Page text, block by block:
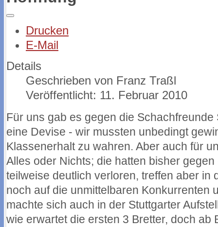
Drucken
E-Mail
Details
Geschrieben von Franz Traßl
Veröffentlicht: 11. Februar 2010
Für uns gab es gegen die
eine Devise - wir mussten unbedingt
Klassenerhalt zu wahren. Aber auch für
Alles oder Nichts; die hatten bisher
teilweise deutlich verloren, treffen aber in
noch auf die unmittelbaren Konkurrenten
machte sich auch in der Stuttgarter
wie erwartet die ersten 3 Bretter, doch ab